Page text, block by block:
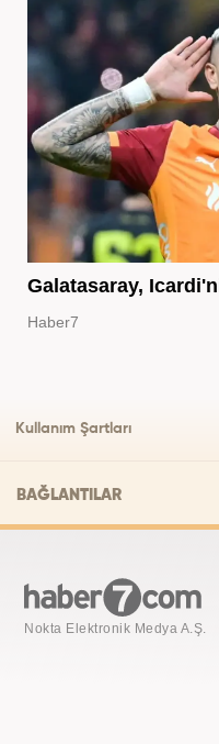
Galatasaray,
Haber7
Kullanım Şartları
BAĞLANTILAR
Nokta Elektronik Medya A.Ş.